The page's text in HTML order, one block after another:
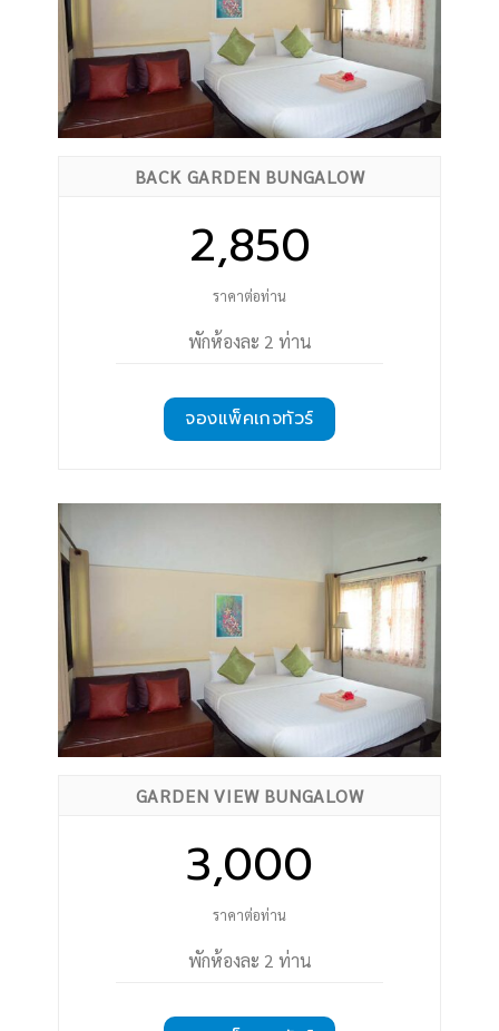
BACK GARDEN BUNGALOW
2,850
ราคาต่อท่าน
พักห้องละ 2 ท่าน
จองแพ็คเกจทัวร์
GARDEN VIEW BUNGALOW
3,000
ราคาต่อท่าน
พักห้องละ 2 ท่าน